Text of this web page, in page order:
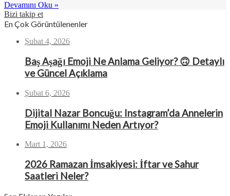
Devamını Oku »
Bizi takip et
En Çok Görüntülenenler
Şubat 4, 2026
Baş Aşağı Emoji Ne Anlama Geliyor? 🙃 Detaylı
ve Güncel Açıklama
Şubat 6, 2026
Dijital Nazar Boncuğu: Instagram’da Annelerin
Emoji Kullanımı Neden Artıyor?
Mart 1, 2026
2026 Ramazan İmsakiyesi: İftar ve Sahur
Saatleri Neler?